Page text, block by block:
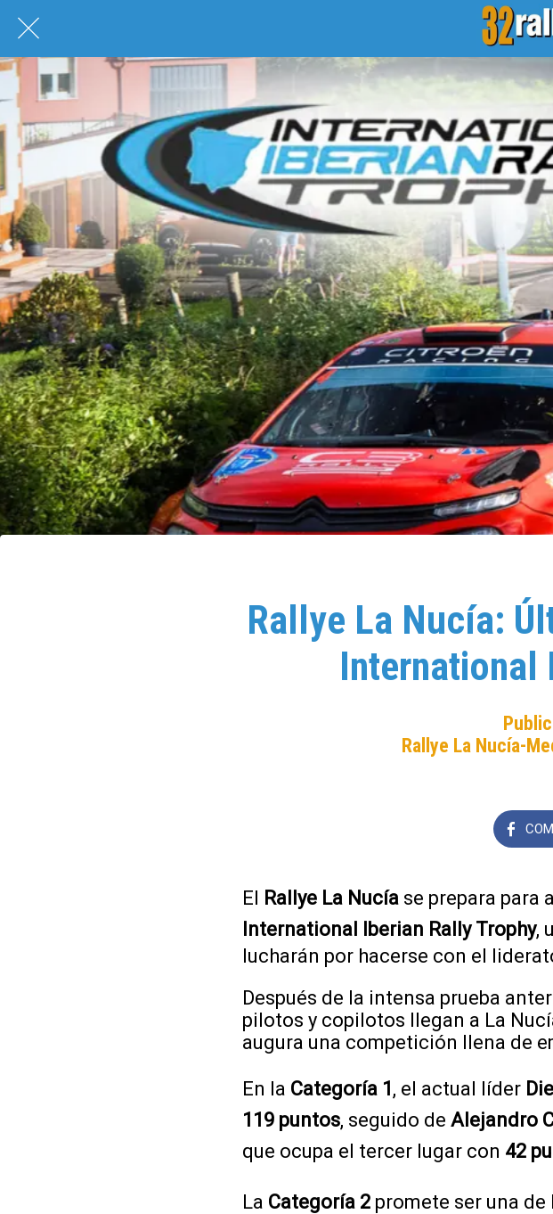
Rallye La Nucía:
International
Rallye La Nucía-
El Rallye La Nucía se prepara para
International Iberian Rally Trophy,
lucharán por hacerse con el
Después de la intensa prueba
pilotos y copilotos llegan a La
augura una competición llena de
En la Categoría 1 , el actual líder
119 puntos, seguido de Alejandro
que ocupa el tercer lugar con 42
La Categoría 2 promete ser una